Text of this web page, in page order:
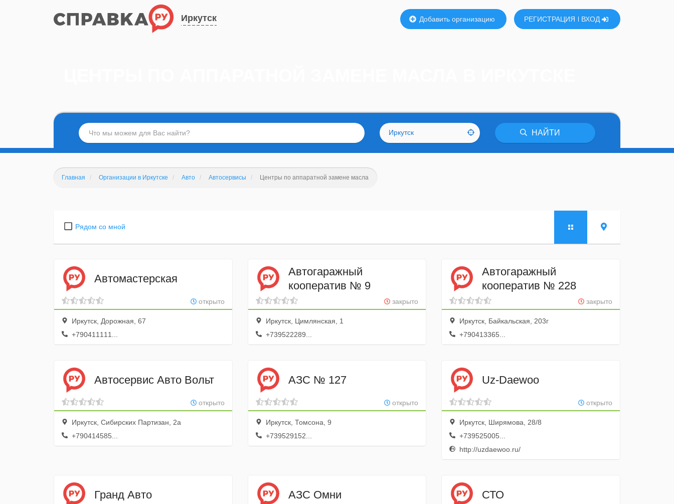
Иркутск Добавить организацию РЕГИСТРАЦИЯ ВХОД
Иркутск НАЙТИ
Главная Организации в Иркутске Авто Автосервисы Центры по аппаратной замене масла
Рядом со мной
Автомастерская
открыто
Иркутск, Дорожная, 67
+790411111...
Автогаражный
кооператив № 9
закрыто
Иркутск, Цимлянская, 1
+739522289...
Автогаражный
кооператив № 228
закрыто
Иркутск, Байкальская, 203г
+790413365...
Автосервис Авто Вольт
открыто
Иркутск, Сибирских Партизан, 2а
+790414585...
АЗС № 127
открыто
Иркутск, Томсона, 9
+739529152...
Uz-Daewoo
открыто
Иркутск, Ширямова, 28/8
+739525005...
http://uzdaewoo.ru/
Гранд Авто АЗС Омни СТО